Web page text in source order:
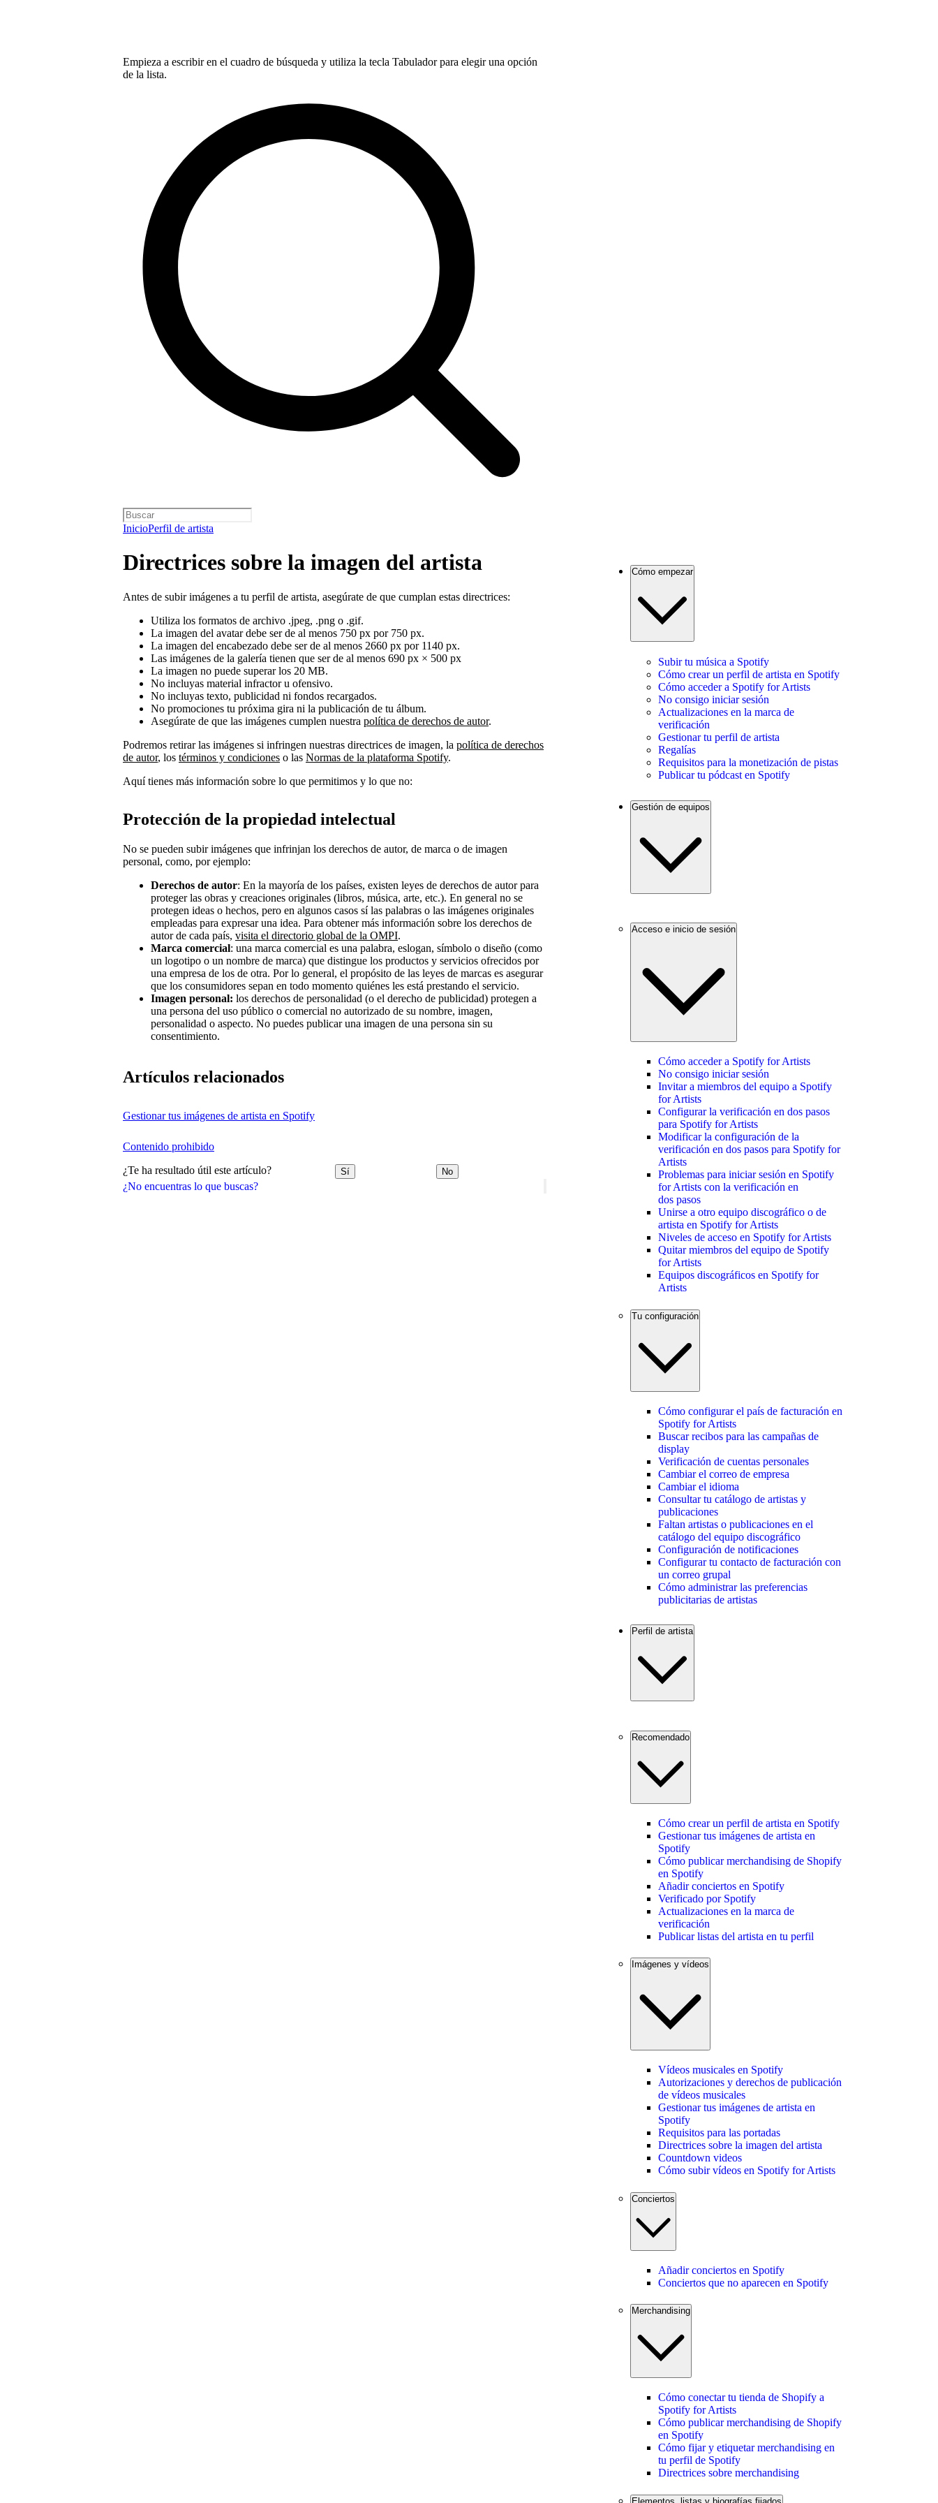
Empieza a escribir en el cuadro de búsqueda y utiliza la tecla Tabulador para elegir una opción
de la lista.
InicioPerfil de artista
¿No encuentras lo que buscas?
Directrices sobre la imagen del artista
Antes de subir imágenes a tu perfil de artista, asegúrate de que cumplan estas directrices:
Utiliza los formatos de archivo .jpeg, .png o .gif.
La imagen del avatar debe ser de al menos 750 px por 750 px.
La imagen del encabezado debe ser de al menos 2660 px por 1140 px.
Las imágenes de la galería tienen que ser de al menos 690 px × 500 px
La imagen no puede superar los 20 MB.
No incluyas material infractor u ofensivo.
No incluyas texto, publicidad ni fondos recargados.
No promociones tu próxima gira ni la publicación de tu álbum.
Asegúrate de que las imágenes cumplen nuestra política de derechos de autor.
Podremos retirar las imágenes si infringen nuestras directrices de imagen, la política de derechos
de autor, los términos y condiciones o las Normas de la plataforma Spotify.
Aquí tienes más información sobre lo que permitimos y lo que no:
Protección de la propiedad intelectual
No se pueden subir imágenes que infrinjan los derechos de autor, de marca o de imagen
personal, como, por ejemplo:
Derechos de autor: En la mayoría de los países, existen leyes de derechos de autor para
proteger las obras y creaciones originales (libros, música, arte, etc.). En general no se
protegen ideas o hechos, pero en algunos casos sí las palabras o las imágenes originales
empleadas para expresar una idea. Para obtener más información sobre los derechos de
autor de cada país, visita el directorio global de la OMPI.
Marca comercial: una marca comercial es una palabra, eslogan, símbolo o diseño (como
un logotipo o un nombre de marca) que distingue los productos y servicios ofrecidos por
una empresa de los de otra. Por lo general, el propósito de las leyes de marcas es asegurar
que los consumidores sepan en todo momento quiénes les está prestando el servicio.
Imagen personal: los derechos de personalidad (o el derecho de publicidad) protegen a
una persona del uso público o comercial no autorizado de su nombre, imagen,
personalidad o aspecto. No puedes publicar una imagen de una persona sin su
consentimiento.
Artículos relacionados
Gestionar tus imágenes de artista en Spotify
Contenido prohibido
¿Te ha resultado útil este artículo? Sí No
Cómo empezar
Subir tu música a Spotify
Cómo crear un perfil de artista en Spotify
Cómo acceder a Spotify for Artists
No consigo iniciar sesión
Actualizaciones en la marca de
verificación
Gestionar tu perfil de artista
Regalías
Requisitos para la monetización de pistas
Publicar tu pódcast en Spotify
Gestión de equipos
Acceso e inicio de sesión
Cómo acceder a Spotify for Artists
No consigo iniciar sesión
Invitar a miembros del equipo a Spotify
for Artists
Configurar la verificación en dos pasos
para Spotify for Artists
Modificar la configuración de la
verificación en dos pasos para Spotify for
Artists
Problemas para iniciar sesión en Spotify
for Artists con la verificación en
dos pasos
Unirse a otro equipo discográfico o de
artista en Spotify for Artists
Niveles de acceso en Spotify for Artists
Quitar miembros del equipo de Spotify
for Artists
Equipos discográficos en Spotify for
Artists
Tu configuración
Cómo configurar el país de facturación en
Spotify for Artists
Buscar recibos para las campañas de
display
Verificación de cuentas personales
Cambiar el correo de empresa
Cambiar el idioma
Consultar tu catálogo de artistas y
publicaciones
Faltan artistas o publicaciones en el
catálogo del equipo discográfico
Configuración de notificaciones
Configurar tu contacto de facturación con
un correo grupal
Cómo administrar las preferencias
publicitarias de artistas
Perfil de artista
Recomendado
Cómo crear un perfil de artista en Spotify
Gestionar tus imágenes de artista en
Spotify
Cómo publicar merchandising de Shopify
en Spotify
Añadir conciertos en Spotify
Verificado por Spotify
Actualizaciones en la marca de
verificación
Publicar listas del artista en tu perfil
Imágenes y vídeos
Vídeos musicales en Spotify
Autorizaciones y derechos de publicación
de vídeos musicales
Gestionar tus imágenes de artista en
Spotify
Requisitos para las portadas
Directrices sobre la imagen del artista
Countdown videos
Cómo subir vídeos en Spotify for Artists
Conciertos
Añadir conciertos en Spotify
Conciertos que no aparecen en Spotify
Merchandising
Cómo conectar tu tienda de Shopify a
Spotify for Artists
Cómo publicar merchandising de Shopify
en Spotify
Cómo fijar y etiquetar merchandising en
tu perfil de Spotify
Directrices sobre merchandising